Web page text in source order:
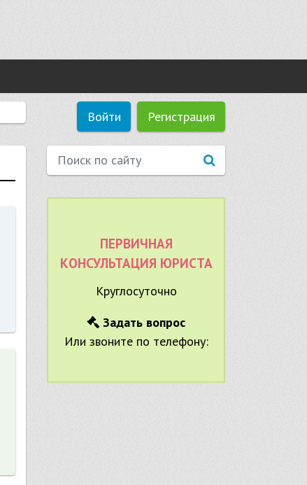
Войти Регистрация
ПЕРВИЧНАЯ
КОНСУЛЬТАЦИЯ ЮРИСТА
Круглосуточно
Задать вопрос
Или звоните по телефону: